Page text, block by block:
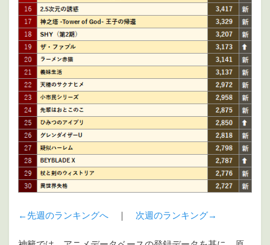
←先週のランキングへ ｜ 次週のランキング→